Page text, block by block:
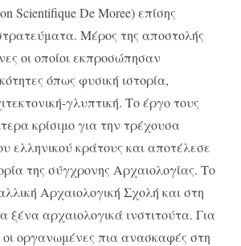
Scientifique De Moree) επίσης
Μέρος της αποστολής
οι οποίοι εκπροσώπησαν
όπως φυσική ιστορία,
γλυπτική. Το έργο τους
κρίσιμο για την τρέχουσα
ελληνικού κράτους και αποτέλεσε
της σύγχρονης Αρχαιολογίας. Το
Αρχαιολογική Σχολή και στη
ξένα αρχαιολογικά ινστιτούτα. Για
οργανωμένες πια ανασκαφές στη